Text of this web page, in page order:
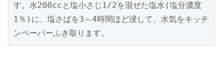
す。水200ccと塩小さじ1/2を混ぜた塩水(塩分濃度
1％)に、塩さばを3～4時間ほど浸して、水気をキッチ
ンペーパーふき取ります。